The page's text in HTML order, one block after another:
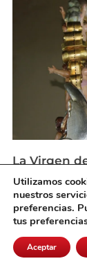
La Virgen
Pedro
fiestas
agosto 4, 2026
Utilizamos
nuestros
preferencias.
tus
Aceptar